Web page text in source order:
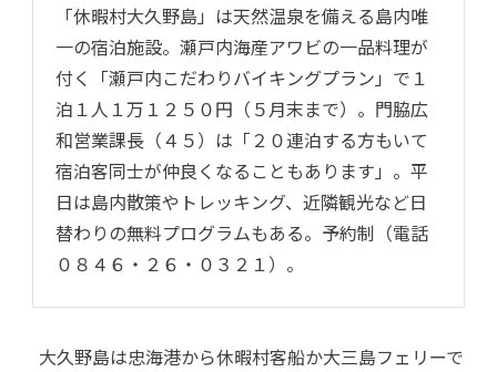
「休暇村大久野島」は天然温泉を備える島内唯
一の宿泊施設。瀬戸内海産アワビの一品料理が
付く「瀬戸内こだわりバイキングプラン」で１
泊１人１万１２５０円（５月末まで）。門脇広
和営業課長（４５）は「２０連泊する方もいて
宿泊客同士が仲良くなることもあります」。平
日は島内散策やトレッキング、近隣観光など日
替わりの無料プログラムもある。予約制（電話
０８４６・２６・０３２１）。
大久野島は忠海港から休暇村客船か大三島フェリーで